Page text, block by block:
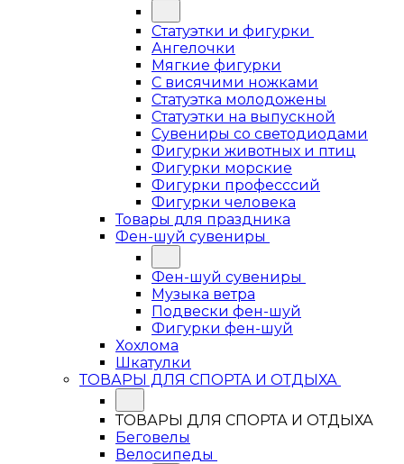
Статуэтки и фигурки
Ангелочки
Мягкие фигурки
С висячими ножками
Статуэтка молодожены
Статуэтки на выпускной
Сувениры со светодиодами
Фигурки животных и птиц
Фигурки морские
Фигурки професссий
Фигурки человека
Товары для праздника
Фен-шуй сувениры
Фен-шуй сувениры
Музыка ветра
Подвески фен-шуй
Фигурки фен-шуй
Хохлома
Шкатулки
ТОВАРЫ ДЛЯ СПОРТА И ОТДЫХА
ТОВАРЫ ДЛЯ СПОРТА И ОТДЫХА
Беговелы
Велосипеды